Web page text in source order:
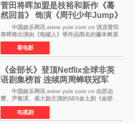
菅田将晖加盟是枝裕和新作《蓦
然回首》 饰演《周刊少年Jump》
编辑
中国娱乐网讯 www yule com cn 演员菅田
将晖将出演由《电锯人》等作品闻名的藤本树原
作漫画改编的电影《蓦然回首》（是枝裕和导
演）。菅田饰演的角色是初中时代两位主人公带
着完成的作品前去
看电影
《金部长》登顶Netflix全球非英
语剧集榜首 连续两周蝉联冠军
中国娱乐网讯 www yule com cn 由苏志
燮、尹敬淏、崔大勋主演的SBS金土剧《金部
长》持续席卷全球，收获海内外观众热烈反
响。 15日，据Netflix官方排行榜网站Tudum
公布的数据，SBS金土剧《
电视剧